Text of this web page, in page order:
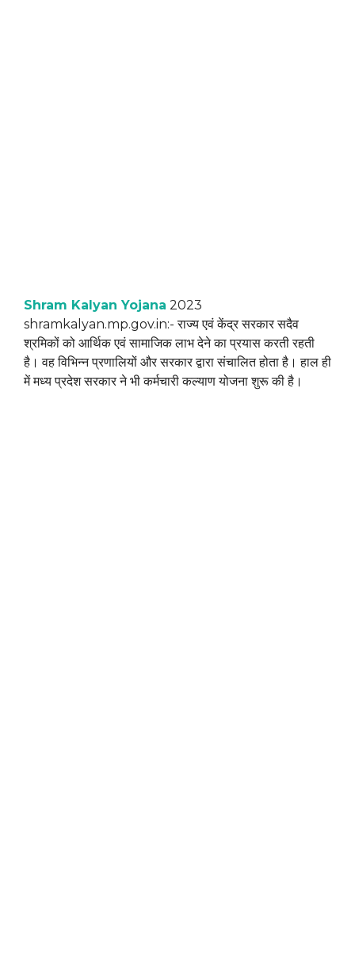
Shram Kalyan Yojana 2023
shramkalyan.mp.gov.in:- राज्य एवं केंद्र सरकार सदैव
श्रमिकों को आर्थिक एवं सामाजिक लाभ देने का प्रयास करती रहती
है। वह विभिन्न प्रणालियों और सरकार द्वारा संचालित होता है। हाल ही
में मध्य प्रदेश सरकार ने भी कर्मचारी कल्याण योजना शुरू की है।